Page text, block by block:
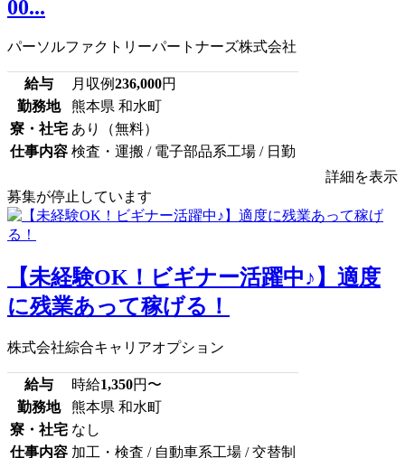
00...
パーソルファクトリーパートナーズ株式会社
給与 月収例236,000円
勤務地
熊本県 和水町
寮・社宅 あり（無料）
仕事内容 検査・運搬 / 電子部品系工場 / 日勤
詳細を表示
募集が停止しています
【未経験OK！ビギナー活躍中♪】適度
に残業あって稼げる！
株式会社綜合キャリアオプション
給与 時給1,350円〜
勤務地
熊本県 和水町
寮・社宅 なし
仕事内容 加工・検査 / 自動車系工場 / 交替制